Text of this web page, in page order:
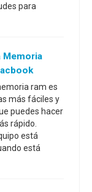
para
Memoria
ram es
más fáciles y
puedes hacer
rápido.
está
está